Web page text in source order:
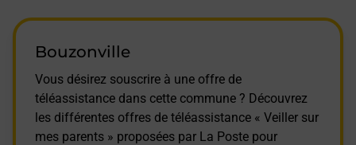
Bouzonville
Vous désirez souscrire à une offre de
téléassistance dans cette commune ? Découvrez
les différentes offres de téléassistance « Veiller sur
mes parents » proposées par La Poste pour